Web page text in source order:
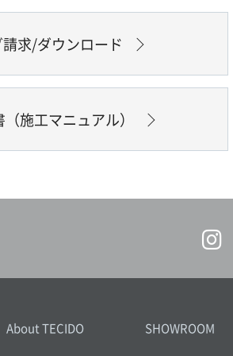
求/ダウンロード
施工マニュアル）
About TECIDO SHOWROOM